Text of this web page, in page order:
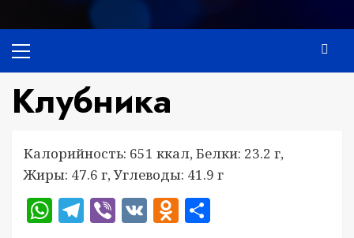
меню
Клубника
Калорийность: 651 ккал, Белки: 23.2 г,
Жиры: 47.6 г, Углеводы: 41.9 г
WhatsApp
Telegram
Viber
VKOdnoklassniki